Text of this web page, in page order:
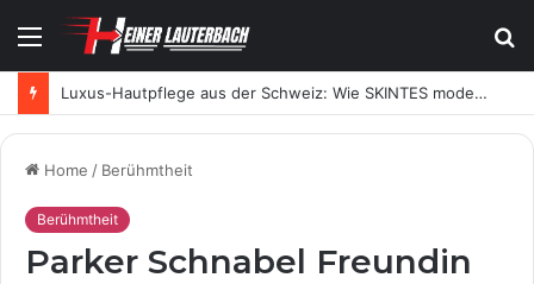
Menu
Luxus-Hautpflege aus der Schweiz: Wie SKINTES moderne Skincare neu definiert
Home / Berühmtheit
Berühmtheit
Parker Schnabel Freundin